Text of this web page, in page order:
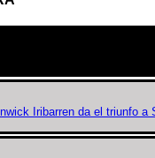
Iribarren da el triunfo a